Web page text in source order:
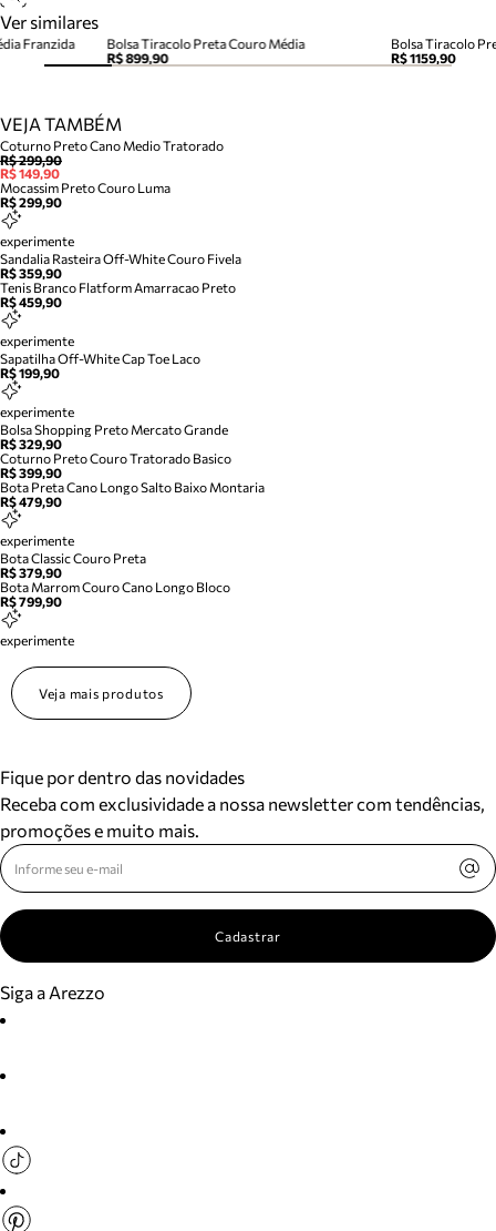
Ver similares
Bolsa Tiracolo Preta Couro Média
R$ 899,90
Bolsa Tiracolo
R$ 1159,90
Franzida
VEJA TAMBÉM
Coturno Preto Cano Medio Tratorado
R$ 299,90
R$ 149,90
Mocassim Preto Couro Luma
R$ 299,90
experimente
Sandalia Rasteira Off-White Couro Fivela
R$ 359,90
Tenis Branco Flatform Amarracao Preto
R$ 459,90
experimente
Sapatilha Off-White Cap Toe Laco
R$ 199,90
experimente
Bolsa Shopping Preto Mercato Grande
R$ 329,90
Coturno Preto Couro Tratorado Basico
R$ 399,90
Bota Preta Cano Longo Salto Baixo Montaria
R$ 479,90
experimente
Bota Classic Couro Preta
R$ 379,90
Bota Marrom Couro Cano Longo Bloco
R$ 799,90
experimente
Veja mais produtos
Fique por dentro das novidades
Receba com exclusividade a nossa newsletter com tendências,
promoções e muito mais.
Cadastrar
Siga a Arezzo